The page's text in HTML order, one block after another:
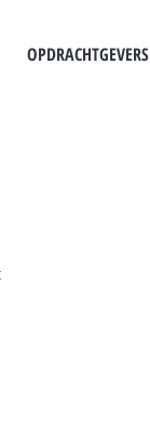
OPDRACHTGEVERS